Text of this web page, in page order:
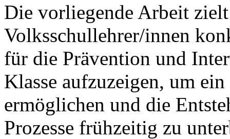
Die vorliegende Arbeit
Volksschullehrer/innen
für die Prävention und
Klasse aufzuzeigen, um
ermöglichen und die
Prozesse frühzeitig zu